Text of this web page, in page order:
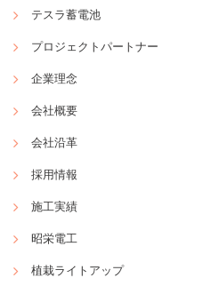
テスラ蓄電池
プロジェクトパートナー
企業理念
会社概要
会社沿革
採用情報
施工実績
昭栄電工
植栽ライトアップ